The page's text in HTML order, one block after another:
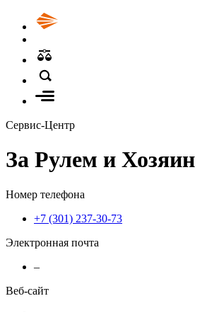
Сервис-Центр
За Рулем и Хозяин
Номер телефона
+7 (301) 237-30-73
Электронная почта
–
Веб-сайт